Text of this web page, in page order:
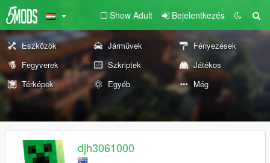
Show Adult Bejelentkezés
Eszközök Járművek
Fényezések
Fegyverek
Szkriptek
Játékos
Térképek
Egyéb Még
djh3061000